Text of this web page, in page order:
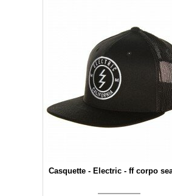
Casquette - Electric - ff corpo